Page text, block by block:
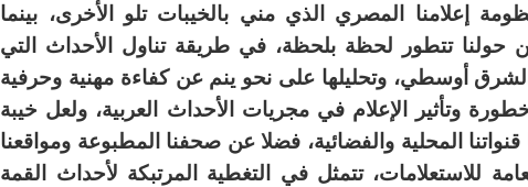
إعلامنا المصري الذي مني بالخيبات تلو الأخرى، بينما
حولنا تتطور لحظة بلحظة، في طريقة تناول الأحداث التي
أوسطي، وتحليلها على نحو ينم عن كفاءة مهنية وحرفية
وتأثير الإعلام في مجريات الأحداث العربية، ولعل خيبة
قنواتنا المحلية والفضائية، فضلا عن صحفنا المطبوعة ومواقعنا
للاستعلامات، تتمثل في التغطية المرتبكة لأحداث القمة